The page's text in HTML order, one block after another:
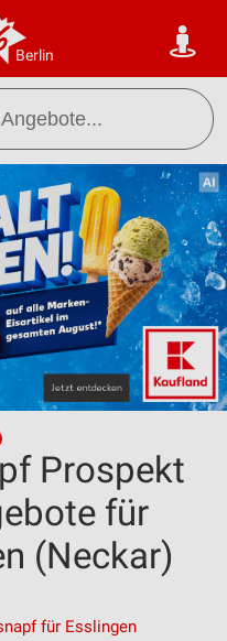
Berlin
Prospekt
für
(Neckar)
für Esslingen